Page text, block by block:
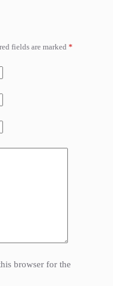
fields are marked *
browser for the